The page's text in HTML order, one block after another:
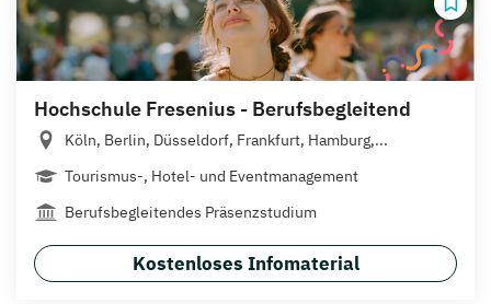
Hochschule Fresenius - Berufsbegleitend
Köln, Berlin, Düsseldorf, Frankfurt, Hamburg,...
Tourismus-, Hotel- und Eventmanagement
Berufsbegleitendes Präsenzstudium
Kostenloses Infomaterial